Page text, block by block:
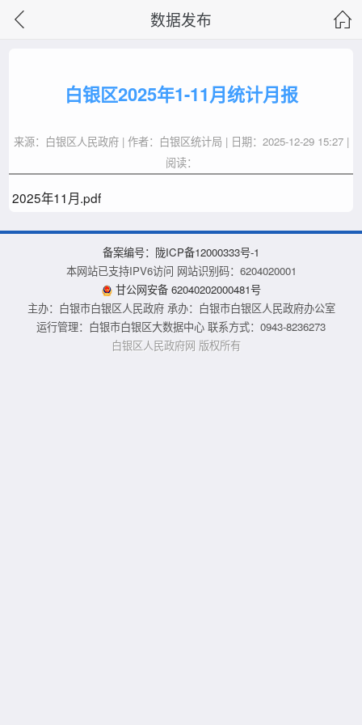
数据发布
白银区2025年1-11月统计月报
来源：白银区人民政府 | 作者：白银区统计局 | 日期：2025-12-29 15:27 |
阅读：
2025年11月.pdf
备案编号：陇ICP备12000333号-1
本网站已支持IPV6访问 网站识别码：6204020001
甘公网安备 62040202000481号
主办：白银市白银区人民政府 承办：白银市白银区人民政府办公室
运行管理：白银市白银区大数据中心 联系方式：0943-8236273
白银区人民政府网 版权所有